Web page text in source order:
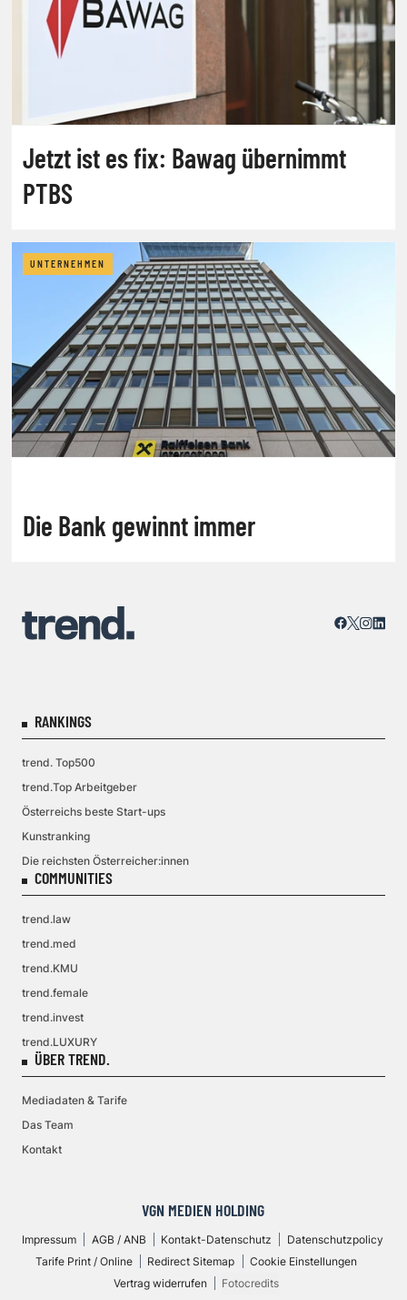
Jetzt ist es fix: Bawag übernimmt
PTBS
UNTERNEHMEN
Die Bank gewinnt immer
RANKINGS
trend. Top500
trend.Top Arbeitgeber
Österreichs beste Start-ups
Kunstranking
Die reichsten Österreicher:innen
COMMUNITIES
trend.law
trend.med
trend.KMU
trend.female
trend.invest
trend.LUXURY
ÜBER TREND.
Mediadaten & Tarife
Das Team
Kontakt
VGN MEDIEN HOLDING
Impressum AGB / ANB Kontakt-Datenschutz
Datenschutzpolicy
Tarife Print / Online
Redirect Sitemap
Cookie Einstellungen
Vertrag widerrufen
Fotocredits